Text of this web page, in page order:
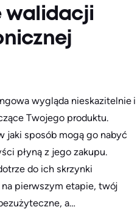
walidacji
wygląda nieskazitelnie i
Twojego produktu.
jaki sposób mogą go nabyć
płyną z jego zakupu.
do ich skrzynki
pierwszym etapie, twój
a…